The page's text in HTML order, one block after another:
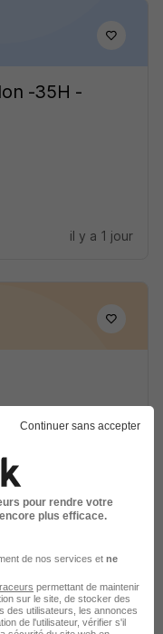
-35H -
il y a 1 jour
il y a 2 jours
Continuer sans accepter
pour rendre votre
plus efficace.
de nos services et ne
permettant de maintenir
sur le site, de stocker des
des utilisateurs, les annonces
de l'utilisateur, vérifier s'il